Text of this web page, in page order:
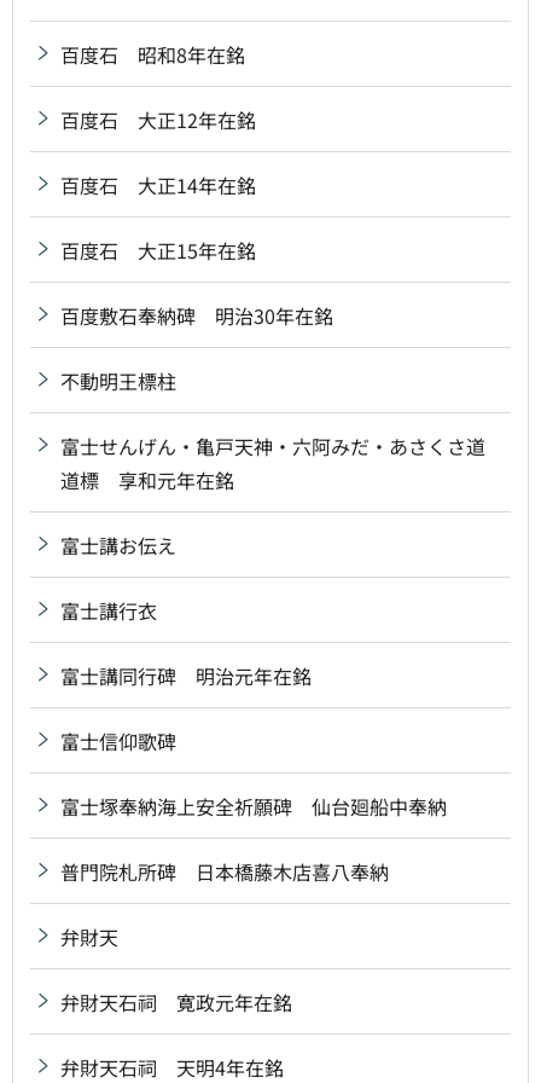
百度石 昭和8年在銘
百度石 大正12年在銘
百度石 大正14年在銘
百度石 大正15年在銘
百度敷石奉納碑 明治30年在銘
不動明王標柱
富士せんげん・亀戸天神・六阿みだ・あさくさ道
道標 享和元年在銘
富士講お伝え
富士講行衣
富士講同行碑 明治元年在銘
富士信仰歌碑
富士塚奉納海上安全祈願碑 仙台廻船中奉納
普門院札所碑 日本橋藤木店喜八奉納
弁財天
弁財天石祠 寛政元年在銘
弁財天石祠 天明4年在銘